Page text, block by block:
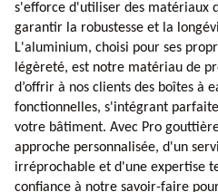
s'efforce d'utiliser des matériaux
garantir la robustesse et la
L'aluminium, choisi pour ses
légèreté, est notre matériau de
d’offrir à nos clients des boîtes à
fonctionnelles, s'intégrant
votre bâtiment. Avec Pro
approche personnalisée, d'un
irréprochable et d'une expertise
confiance à notre savoir-faire